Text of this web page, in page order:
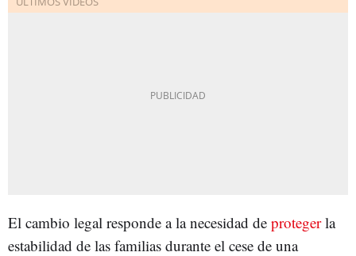
El cambio legal responde a la necesidad de protegerla
estabilidad de las familias durante el cese de una